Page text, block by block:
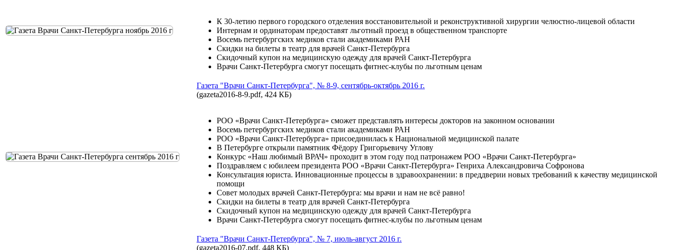
К 30-летию первого городского отделения восстановительной и реконструктивной хирургии челюстно-лицевой области
Интернам и ординаторам предоставят льготный проезд в общественном транспорте
Восемь петербургских медиков стали академиками РАН
Скидки на билеты в театр для врачей Санкт-Петербурга
Скидочный купон на медицинскую одежду для врачей Санкт-Петербурга
Врачи Санкт-Петербурга смогут посещать фитнес-клубы по льготным ценам
Газета "Врачи Санкт-Петербурга", № 8-9, сентябрь-октябрь 2016 г.
(gazeta2016-8-9.pdf, 424 КБ)
РОО «Врачи Санкт-Петербурга» сможет представлять интересы докторов на законном основании
Восемь петербургских медиков стали академиками РАН
РОО «Врачи Санкт-Петербурга» присоединилась к Национальной медицинской палате
В Петербурге открыли памятник Фёдору Григорьевичу Углову
Конкурс «Наш любимый ВРАЧ» проходит в этом году под патронажем РОО «Врачи Санкт-Петербурга»
Поздравляем с юбилеем президента РОО «Врачи Санкт-Петербурга» Генриха Александровича Софронова
Консультация юриста. Инновационные процессы в здравоохранении: в преддверии новых требований к качеству медицинской
помощи
Совет молодых врачей Санкт-Петербурга: мы врачи и нам не всё равно!
Скидки на билеты в театр для врачей Санкт-Петербурга
Скидочный купон на медицинскую одежду для врачей Санкт-Петербурга
Врачи Санкт-Петербурга смогут посещать фитнес-клубы по льготным ценам
Газета "Врачи Санкт-Петербурга", № 7, июль-август 2016 г.
(gazeta2016-07.pdf, 448 КБ)